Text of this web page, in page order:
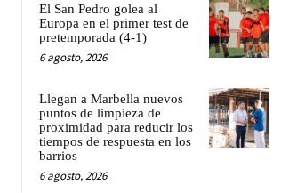
El San Pedro golea al
Europa en el primer test de
pretemporada (4-1)
6 agosto, 2026
Llegan a Marbella nuevos
puntos de limpieza de
proximidad para reducir los
tiempos de respuesta en los
barrios
6 agosto, 2026